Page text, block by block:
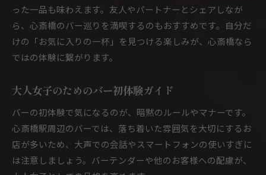
った一品も味わえます。友人やパートナーとシェアしなが
ら、心斎橋のバー巡りを満喫するのもおすすめです。自分だ
けの「お気に入りの一杯」を見つける楽しみが、心斎橋なら
ではの体験に繋がります。
大人女子のためのバー初体験ガイド
バーの初体験で気になるのが、暗黙のルールやマナーです。
心斎橋駅周辺のバーでは、落ち着いた雰囲気を大切にするお
店が多いため、大声での会話やスマートフォンの使いすぎに
は注意しましょう。バーテンダーや他のお客様への配慮が、